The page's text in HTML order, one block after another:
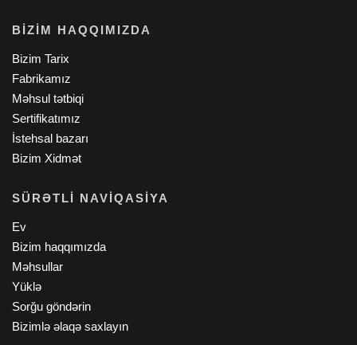
BIZIM HAQQIMIZDA
Bizim Tarix
Fabrikamız
Məhsul tətbiqi
Sertifikatımız
İstehsal bazarı
Bizim Xidmət
SÜRƏTLI NAVIQASIYA
Ev
Bizim haqqımızda
Məhsullar
Yüklə
Sorğu göndərin
Bizimlə əlaqə saxlayın